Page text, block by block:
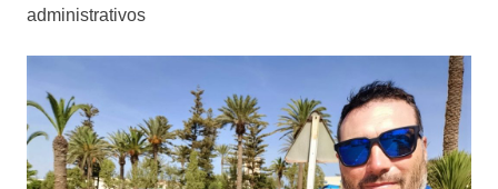
administrativos